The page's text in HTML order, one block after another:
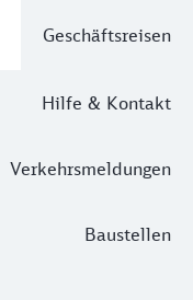
Geschäftsreisen
Hilfe & Kontakt
Verkehrsmeldungen
Baustellen